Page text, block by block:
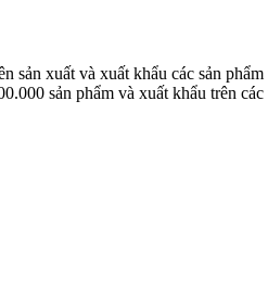
xuất và xuất khẩu các sản
sản phẩm và xuất khẩu trên